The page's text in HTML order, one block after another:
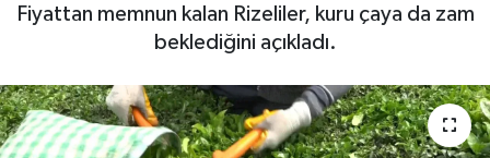
Fiyattan memnun kalan Rizeliler, kuru çaya da zam
beklediğini açıkladı.